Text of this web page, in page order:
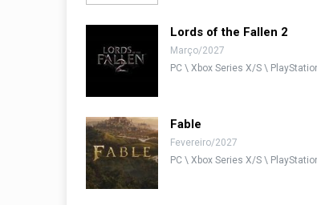
Lords of the Fallen 2
Março/2027
PC \ Xbox Series X/S \
Fable
Fevereiro/2027
PC \ Xbox Series X/S \